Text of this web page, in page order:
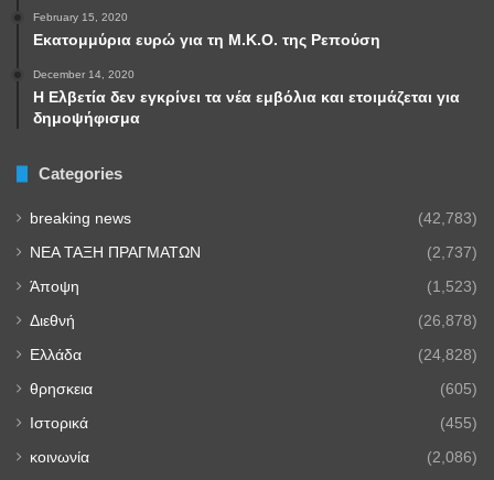
February 15, 2020
Εκατομμύρια ευρώ για τη Μ.Κ.Ο. της Ρεπούση
December 14, 2020
Η Ελβετία δεν εγκρίνει τα νέα εμβόλια και ετοιμάζεται για
δημοψήφισμα
Categories
breaking news (42,783)
NEA TAΞΗ ΠΡΑΓΜΑΤΩΝ (2,737)
Άποψη (1,523)
Διεθνή (26,878)
Ελλάδα (24,828)
θρησκεια (605)
Ιστορικά (455)
κοινωνία (2,086)